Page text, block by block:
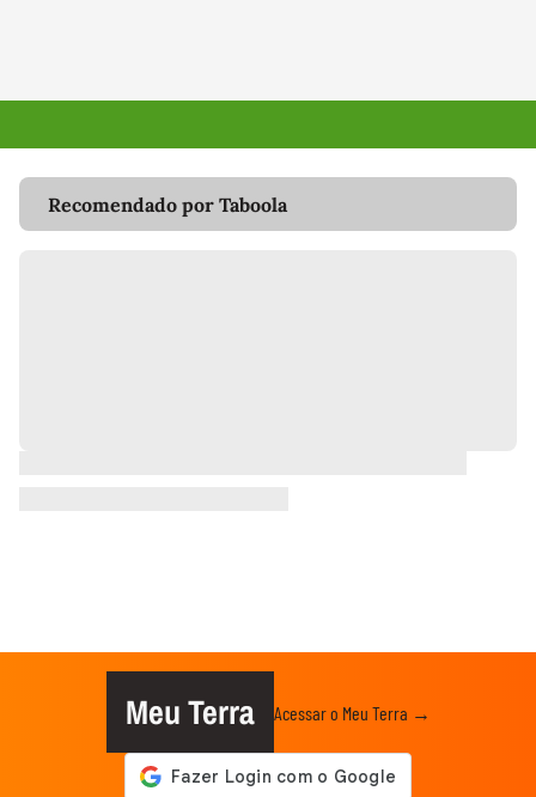
Recomendado por Taboola
Meu Terra Acessar o Meu Terra →